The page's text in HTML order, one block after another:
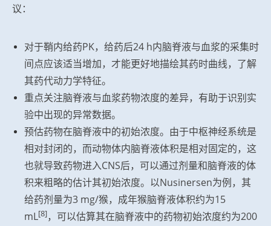
议：
对于鞘内给药PK，给药后24 h内脑脊液与血浆的采集时
间点应该适当增加，才能更好地描绘其药时曲线，了解
其药代动力学特征。
重点关注脑脊液与血浆药物浓度的差异，有助于识别实
验中出现的异常数据。
预估药物在脑脊液中的初始浓度。由于中枢神经系统是
相对封闭的，而动物体内脑脊液体积是相对固定的，这
也就导致药物进入CNS后，可以通过剂量和脑脊液的体
积来粗略的估计其初始浓度。以Nusinersen为例，其
给药剂量为3 mg/猴，成年猴脑脊液体积约为15
mL[8]，可以估算其在脑脊液中的药物初始浓度约为200